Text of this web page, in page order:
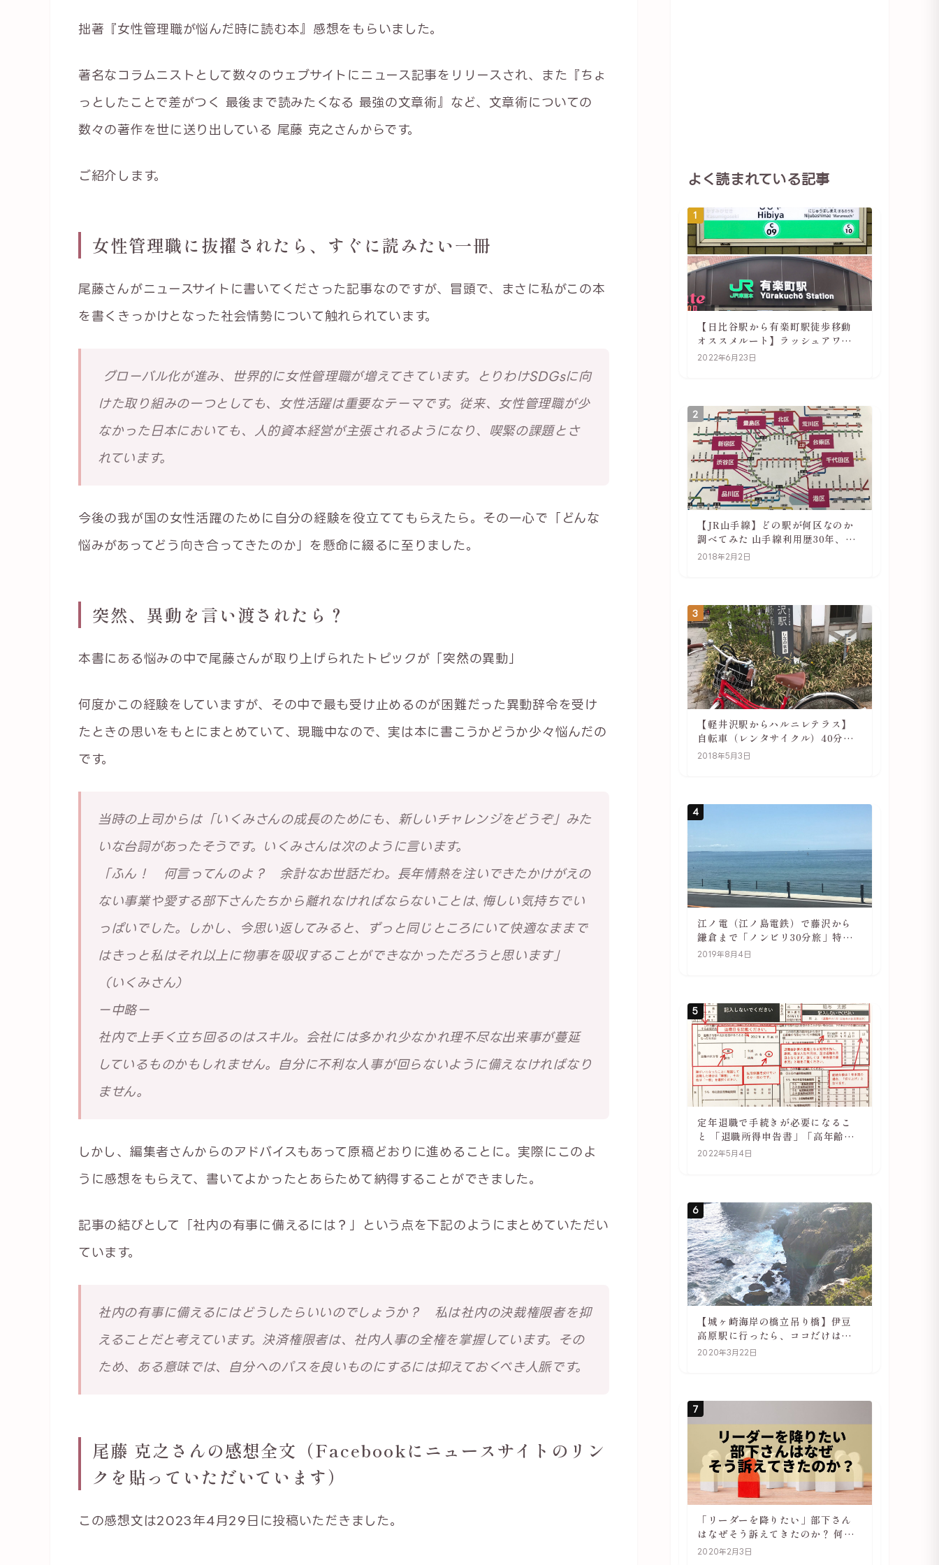
拙著『女性管理職が悩んだ時に読む本』感想をもらいました。
著名なコラムニストとして数々のウェブサイトにニュース記事をリリースされ、また『ちょ
っとしたことで差がつく 最後まで読みたくなる 最強の文章術』など、文章術についての
数々の著作を世に送り出している 尾藤 克之さんからです。
ご紹介します。
女性管理職に抜擢されたら、すぐに読みたい一冊
尾藤さんがニュースサイトに書いてくださった記事なのですが、冒頭で、まさに私がこの本
を書くきっかけとなった社会情勢について触れられています。
グローバル化が進み、世界的に女性管理職が増えてきています。とりわけSDGsに向
けた取り組みの一つとしても、女性活躍は重要なテーマです。従来、女性管理職が少
なかった日本においても、人的資本経営が主張されるようになり、喫緊の課題とさ
れています。
今後の我が国の女性活躍のために自分の経験を役立ててもらえたら。その一心で「どんな
悩みがあってどう向き合ってきたのか」を懸命に綴るに至りました。
突然、異動を言い渡されたら？
本書にある悩みの中で尾藤さんが取り上げられたトピックが「突然の異動」
何度かこの経験をしていますが、その中で最も受け止めるのが困難だった異動辞令を受け
たときの思いをもとにまとめていて、現職中なので、実は本に書こうかどうか少々悩んだの
です。
当時の上司からは「いくみさんの成長のためにも、新しいチャレンジをどうぞ」みた
いな台詞があったそうです。いくみさんは次のように言います。
「ふん！ 何言ってんのよ？ 余計なお世話だわ。長年情熱を注いできたかけがえの
ない事業や愛する部下さんたちから離れなければならないことは､悔しい気持ちでい
っぱいでした。しかし、今思い返してみると、ずっと同じところにいて快適なままで
はきっと私はそれ以上に物事を吸収することができなかっただろうと思います」
（いくみさん）
ー中略ー
社内で上手く立ち回るのはスキル。会社には多かれ少なかれ理不尽な出来事が蔓延
しているものかもしれません。自分に不利な人事が回らないように備えなければなり
ません。
しかし、編集者さんからのアドバイスもあって原稿どおりに進めることに。実際にこのよ
うに感想をもらえて、書いてよかったとあらためて納得することができました。
記事の結びとして「社内の有事に備えるには？」という点を下記のようにまとめていただい
ています。
社内の有事に備えるにはどうしたらいいのでしょうか？ 私は社内の決裁権限者を抑
えることだと考えています。決済権限者は、社内人事の全権を掌握しています。その
ため、ある意味では、自分へのパスを良いものにするには抑えておくべき人脈です。
尾藤 克之さんの感想全文（Facebookにニュースサイトのリン
クを貼っていただいています）
この感想文は2023年4月29日に投稿いただきました。
よく読まれている記事
1
【日比谷駅から有楽町駅徒歩移動
オススメルート】ラッシュアワー
でも快適
2022年6月23日
2
【JR山手線】どの駅が何区なのか
調べてみた 山手線利用歴30年、私
の考察
2018年2月2日
3
【軽井沢駅からハルニレテラス】
自転車（レンタサイクル）40分で
行ける 軽井沢旅行は自転車利用が
2018年5月3日
4
江ノ電（江ノ島電鉄）で藤沢から
鎌倉まで「ノンビリ30分旅」特徴
や駅の様子
2019年8月4日
5
定年退職で手続きが必要になるこ
と 「退職所得申告書」「高年齢雇
用継続基本給付金受給資格確認」
2022年5月4日
6
【城ヶ崎海岸の橋立吊り橋】伊豆
高原駅に行ったら、ココだけは必
ず訪れてほしい
2020年3月22日
7
「リーダーを降りたい」部下さん
はなぜそう訴えてきたのか？ 何が
辛いのか？ あらためて考えてみる
2020年2月3日